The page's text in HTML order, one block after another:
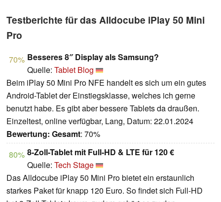
Testberichte für das Alldocube iPlay 50 Mini
Pro
70% Besseres 8″ Display als Samsung?
Quelle: Tablet Blog
Beim iPlay 50 Mini Pro NFE handelt es sich um ein gutes
Android-Tablet der Einstiegsklasse, welches ich gerne
benutzt habe. Es gibt aber bessere Tablets da draußen.
Einzeltest, online verfügbar, Lang, Datum: 22.01.2024
Bewertung: Gesamt: 70%
80% 8-Zoll-Tablet mit Full-HD & LTE für 120 €
Quelle: Tech Stage
Das Alldocube iPlay 50 Mini Pro bietet ein erstaunlich
starkes Paket für knapp 120 Euro. So findet sich Full-HD